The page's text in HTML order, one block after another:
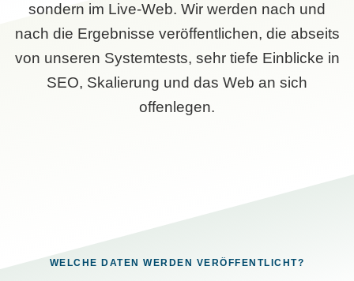
sondern im Live-Web. Wir werden nach und
nach die Ergebnisse veröffentlichen, die abseits
von unseren Systemtests, sehr tiefe Einblicke in
SEO, Skalierung und das Web an sich
offenlegen.
WELCHE DATEN WERDEN VERÖFFENTLICHT?